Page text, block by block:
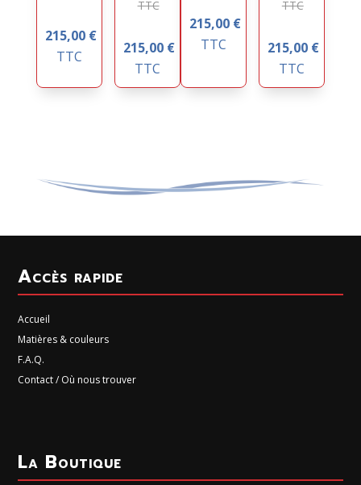
215,00 €
TTC
TTC
215,00 €
TTC
215,00 €
TTC
TTC
215,00 €
TTC
Accès rapide
Accueil
Matières & couleurs
F.A.Q.
Contact / Où nous trouver
La Boutique